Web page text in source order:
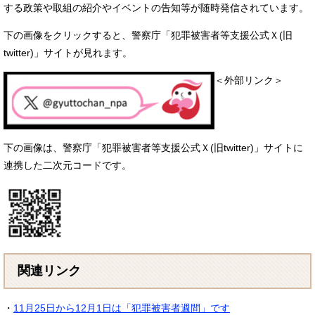
する政策や取組の紹介やイベントの告知等が随時発信されています。
下の画像をクリックすると、警察庁「犯罪被害者等支援公式Ｘ(旧
twitter)」サイトが見れます。
＜外部リンク＞
下の画像は、警察庁「犯罪被害者等支援公式Ｘ(旧twitter)」サイトに
連携した二次元コードです。
関連リンク
・ 11月25日から12月1日は「犯罪被害者週間」です